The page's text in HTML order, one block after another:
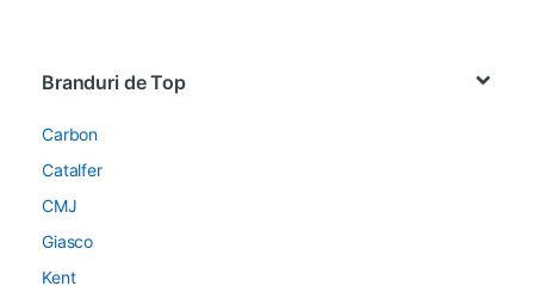
Branduri de Top
Carbon
Catalfer
CMJ
Giasco
Kent